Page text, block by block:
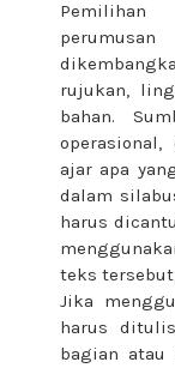
rujukan,
bahan.
ajar apa
dalam
harus
teks
Jika
harus
bagian